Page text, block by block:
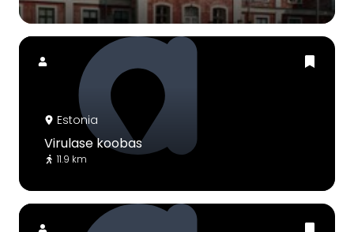
Estonia
Virulase koobas
11.9 km